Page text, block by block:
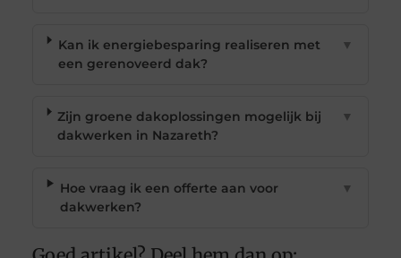
Kan ik energiebesparing realiseren met
een gerenoveerd dak?
▼
Zijn groene dakoplossingen mogelijk bij
dakwerken in Nazareth?
▼
Hoe vraag ik een offerte aan voor
dakwerken?
▼